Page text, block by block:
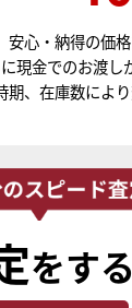
心・納得の価格
現金でのお渡し
、在庫数により
をする